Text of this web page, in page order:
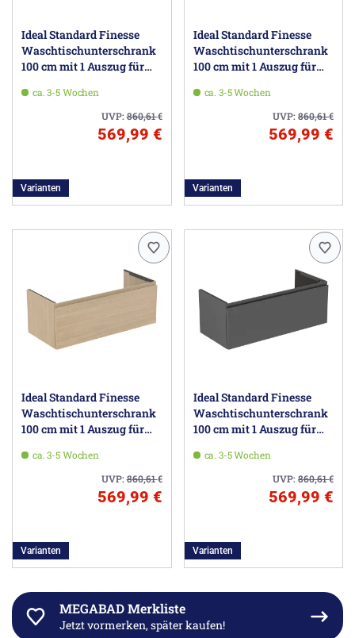
Ideal Standard Finesse
Waschtischunterschrank
100 cm mit 1 Auszug für
ca. 3-5 Wochen
UVP:860,61€
569,99 €
Varianten
Ideal Standard Finesse
Waschtischunterschrank
100 cm mit 1 Auszug für
ca. 3-5 Wochen
UVP:860,61€
569,99 €
Varianten
Ideal Standard Finesse
Waschtischunterschrank
100 cm mit 1 Auszug für
ca. 3-5 Wochen
UVP:860,61€
569,99 €
Varianten
Ideal Standard Finesse
Waschtischunterschrank
100 cm mit 1 Auszug für
ca. 3-5 Wochen
UVP:860,61€
569,99 €
Varianten
MEGABAD Merkliste
Jetzt vormerken, später kaufen!